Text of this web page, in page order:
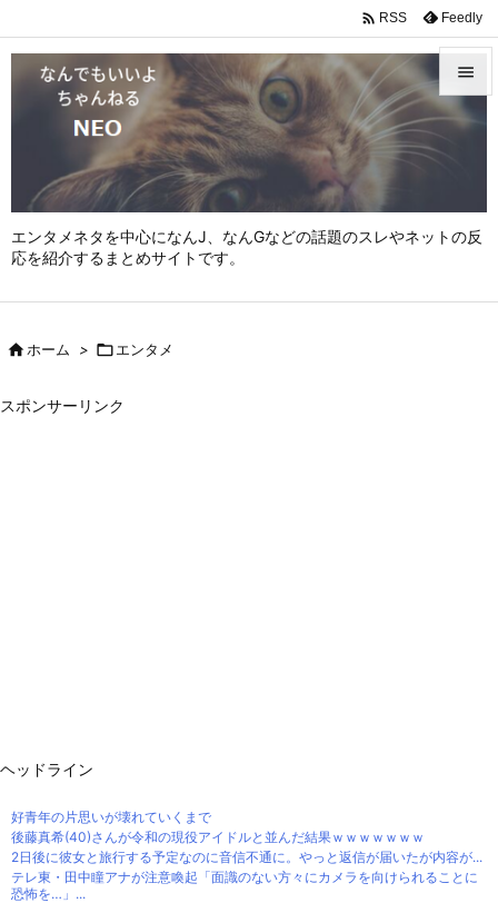
エンタメネタを中心になんJ、なんGなどの話題のスレやネットの反
応を紹介するまとめサイトです。



 RSS Feedly
ホーム > エンタメ
スポンサーリンク
ヘッドライン
好青年の片思いが壊れていくまで
後藤真希(40)さんが令和の現役アイドルと並んだ結果ｗｗｗｗｗｗｗ
2日後に彼女と旅行する予定なのに音信不通に。やっと返信が届いたが内容が...
テレ東・田中瞳アナが注意喚起「面識のない方々にカメラを向けられることに
恐怖を…」...